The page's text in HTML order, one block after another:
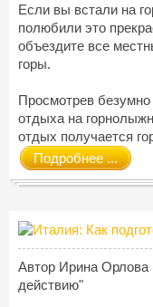
Если вы встали на
полюбили это
объездите все
горы.
Просмотрев
отдыха на
отдых получается
Подробнее ...
Автор Ирина Орлова
действию"